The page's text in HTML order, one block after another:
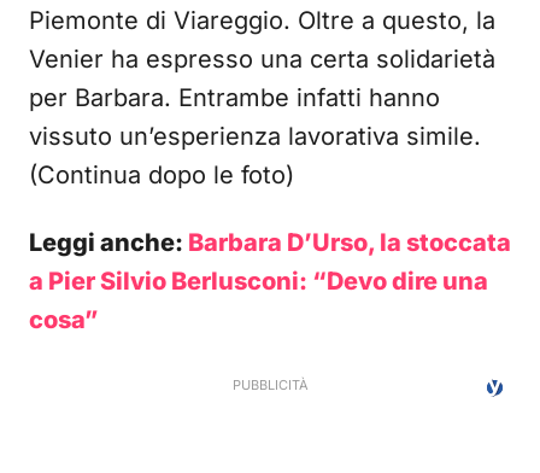
Piemonte di Viareggio. Oltre a questo, la
Venier ha espresso una certa solidarietà
per Barbara. Entrambe infatti hanno
vissuto un’esperienza lavorativa simile.
(Continua dopo le foto)
Leggi anche: Barbara D’Urso, la stoccata
a Pier Silvio Berlusconi: “Devo dire una
cosa”